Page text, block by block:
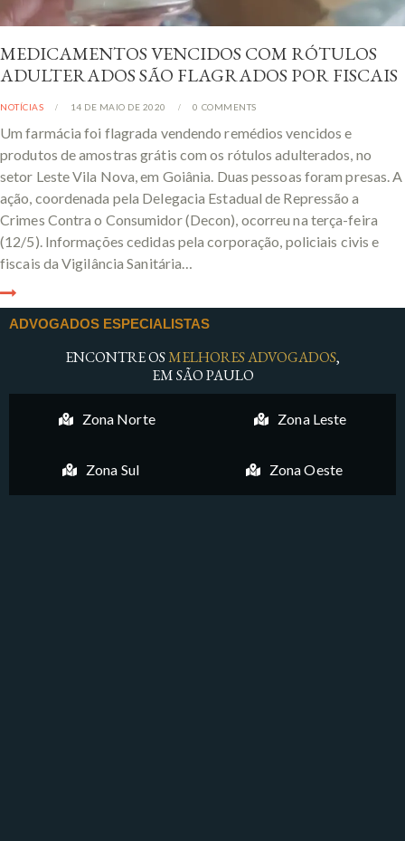
MEDICAMENTOS VENCIDOS COM RÓTULOS
ADULTERADOS SÃO FLAGRADOS POR FISCAIS
NOTÍCIAS 14 DE MAIO DE 2020 0 COMMENTS
Um farmácia foi flagrada vendendo remédios vencidos e
produtos de amostras grátis com os rótulos adulterados, no
setor Leste Vila Nova, em Goiânia. Duas pessoas foram presas. A
ação, coordenada pela Delegacia Estadual de Repressão a
Crimes Contra o Consumidor (Decon), ocorreu na terça-feira
(12/5). Informações cedidas pela corporação, policiais civis e
fiscais da Vigilância Sanitária…
ADVOGADOS ESPECIALISTAS
ENCONTRE OSMELHORES ADVOGADOS,
EM SÃO PAULO
Zona Norte Zona Leste
Zona Sul Zona Oeste